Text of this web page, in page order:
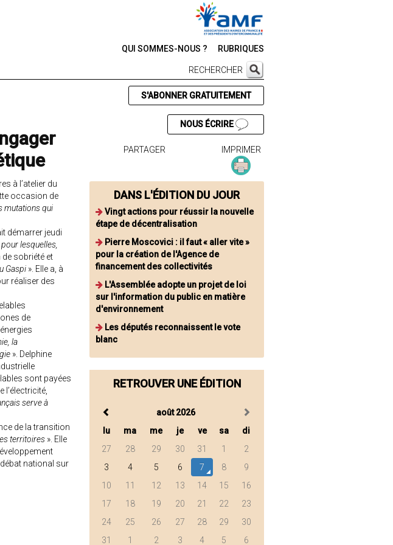
QUI SOMMES-NOUS ? RUBRIQUES
RECHERCHER
à l’atelier du
occasion de
mutations qui
démarrer jeudi
lesquelles,
sobriété et
Gaspi ». Elle a, à
réaliser des
de
la
». Delphine
sont payées
l’électricité,
serve à
de la transition
territoires ». Elle
national sur
S'ABONNER GRATUITEMENT
NOUS ÉCRIRE
PARTAGER IMPRIMER
DANS L'ÉDITION DU JOUR
Vingt actions pour réussir la nouvelle
étape de décentralisation
Pierre Moscovici : il faut « aller vite »
pour la création de l'Agence de
financement des collectivités
L'Assemblée adopte un projet de loi
sur l'information du public en matière
d'environnement
Les députés reconnaissent le vote
blanc
RETROUVER UNE ÉDITION
août 2026
lu
ma me je ve sa
di
27
28 29 30 31 1
2
3
4 5 6 7 8
9
10
11 12 13 14 15
16
17
18 19 20 21 22
23
24
25 26 27 28 29
30
31
1 2 3 4 5 6